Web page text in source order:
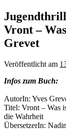
Vront –
Grevet
Veröffentlicht am
Infos zum Buch:
AutorIn: Yves
Titel: Vront – Was
die Wahrheit
ÜbersetzerIn: